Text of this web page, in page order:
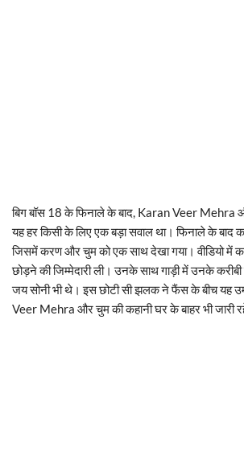
बिग बॉस 18 के फिनाले के बाद, Karan Veer Mehra
यह हर किसी के लिए एक बड़ा सवाल था। फिनाले के बाद
जिसमें करण और चुम को एक साथ देखा गया। वीडियो में
छोड़ने की जिम्मेदारी ली। उनके साथ गाड़ी में उनके
जय सोनी भी थे। इस छोटी सी झलक ने फैंस के बीच यह
Veer Mehra और चुम की कहानी घर के बाहर भी जारी